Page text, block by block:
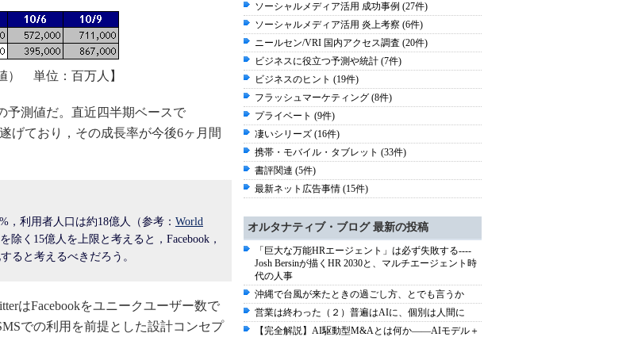
） 単位：百万人】
予測値だ。直近四半期ベースで
げており，その成長率が今後6ヶ月間
，利用者人口は約18億人（参考： World
く15億人を上限と考えると，Facebook，
ると考えるべきだろう。
はFacebookをユニークユーザー数で
での利用を前提とした設計コンセプ
ソーシャルメディア活用 成功事例 (27件)
ソーシャルメディア活用 炎上考察 (6件)
ニールセン/VRI 国内アクセス調査 (20件)
ビジネスに役立つ予測や統計 (7件)
ビジネスのヒント (19件)
フラッシュマーケティング (8件)
プライベート (9件)
凄いシリーズ (16件)
携帯・モバイル・タブレット (33件)
書評関連 (5件)
最新ネット広告事情 (15件)
オルタナティブ・ブログ 最新の投稿
「巨大な万能HRエージェント」は必ず失敗する----
Josh Bersinが描くHR 2030と、マルチエージェント時
代の人事
沖縄で台風が来たときの過ごし方、とでも言うか
営業は終わった（２）普遍はAIに、個別は人間に
【完全解説】AI駆動型M&Aとは何か――AIモデル＋